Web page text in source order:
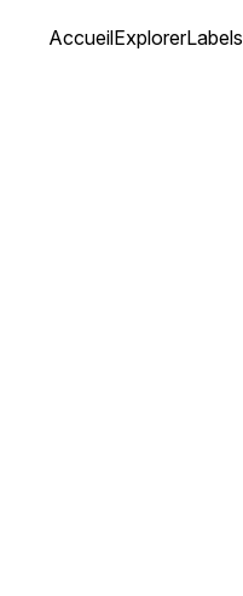
AccueilExplorerLabels